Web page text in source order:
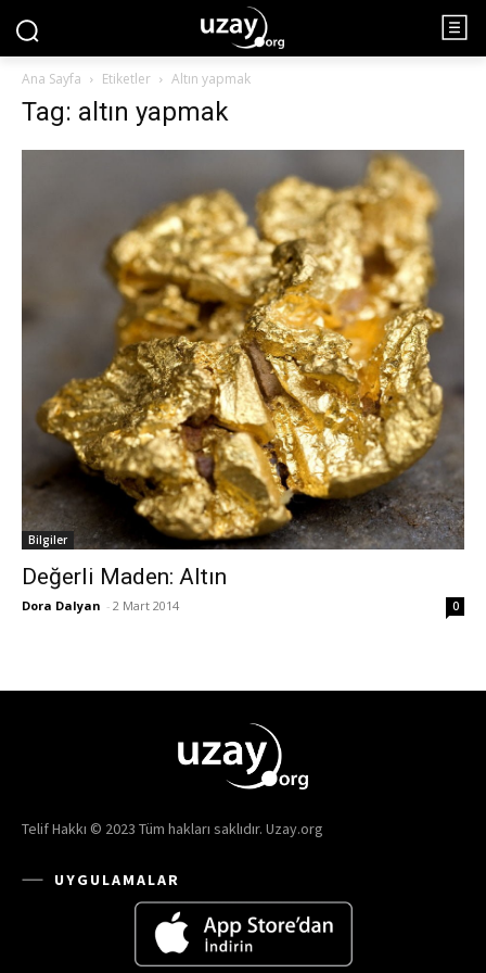
Ana Sayfa Etiketler Altın yapmak
Tag: altın yapmak
Bilgiler
Değerli Maden: Altın
Dora Dalyan - 2 Mart 2014 0
Telif Hakkı © 2023 Tüm hakları saklıdır. Uzay.org
UYGULAMALAR